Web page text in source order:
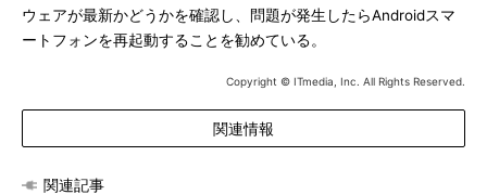
ウェアが最新かどうかを確認し、問題が発生したらAndroidスマ
ートフォンを再起動することを勧めている。
Copyright © ITmedia, Inc. All Rights Reserved.
関連情報
関連記事